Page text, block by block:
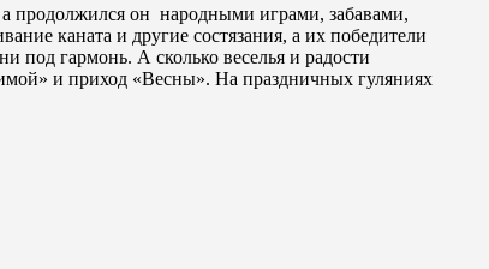
продолжился он народными играми, забавами,
каната и другие состязания, а их победители
под гармонь. А сколько веселья и радости
и приход «Весны». На праздничных гуляниях